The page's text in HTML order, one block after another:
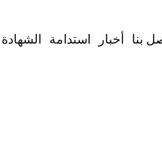
الشهادة استدامة أخبار بنا